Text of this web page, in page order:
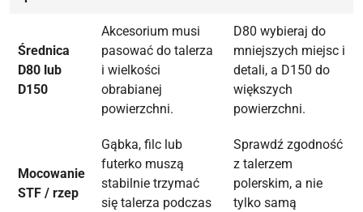
Średnica
D80 lub
D150
Akcesorium musi
pasować do talerza
i wielkości
obrabianej
powierzchni.
D80 wybieraj do
mniejszych miejsc i
detali, a D150 do
większych
powierzchni.
Mocowanie
STF / rzep
Gąbka, filc lub
futerko muszą
stabilnie trzymać
się talerza podczas
Sprawdź zgodność
z talerzem
polerskim, a nie
tylko samą